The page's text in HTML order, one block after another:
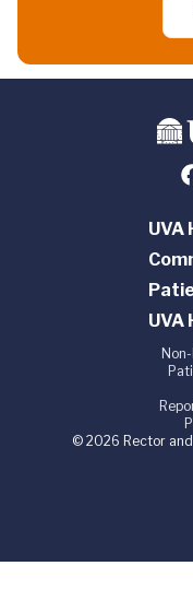
UVA
UVA
© 2026 Rector